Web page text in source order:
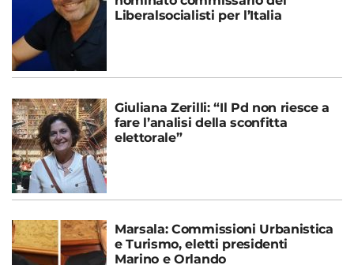
Liberalsocialisti per l’Italia
Giuliana Zerilli: “Il Pd non riesce a
fare l’analisi della sconfitta
elettorale”
Marsala: Commissioni Urbanistica
e Turismo, eletti presidenti
Marino e Orlando